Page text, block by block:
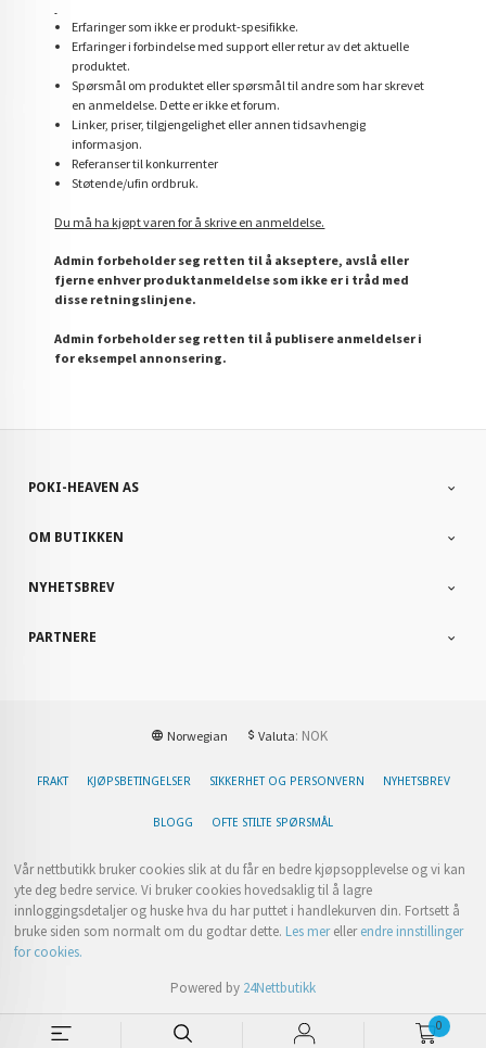
0
Erfaringer som ikke er produkt-spesifikke.
Erfaringer i forbindelse med support eller retur av det aktuelle
produktet.
Spørsmål om produktet eller spørsmål til andre som har skrevet
en anmeldelse. Dette er ikke et forum.
Linker, priser, tilgjengelighet eller annen tidsavhengig
informasjon.
Referanser til konkurrenter
Støtende/ufin ordbruk.
Du må ha kjøpt varen for å skrive en anmeldelse.
Admin forbeholder seg retten til å akseptere, avslå eller
fjerne enhver produktanmeldelse som ikke er i tråd med
disse retningslinjene.
Admin forbeholder seg retten til å publisere anmeldelser i
for eksempel annonsering.
POKI-HEAVEN AS
OM BUTIKKEN
NYHETSBREV
PARTNERE
Norwegian Valuta: NOK
FRAKT KJØPSBETINGELSER SIKKERHET OG PERSONVERN NYHETSBREV
BLOGG OFTE STILTE SPØRSMÅL
Vår nettbutikk bruker cookies slik at du får en bedre kjøpsopplevelse og vi kan
yte deg bedre service. Vi bruker cookies hovedsaklig til å lagre
innloggingsdetaljer og huske hva du har puttet i handlekurven din. Fortsett å
bruke siden som normalt om du godtar dette. Les merellerendre innstillinger
for cookies.
Powered by 24Nettbutikk